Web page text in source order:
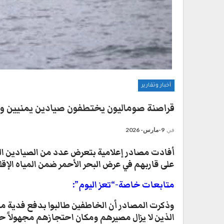
أخبار وتقارير
قراصنة صوماليون يختطفون صيادين يمنيين
في 9-مارس- 2026
أفادت مصادر إعلامية بتعرض عدد من الصيادين
على قاربهم في عرض البحر الأحمر ضمن المياه
متابعات خاصة-“تعز اليوم”:
الذين لا يزال مصيرهم ومكان احتجازهم مجهولاً